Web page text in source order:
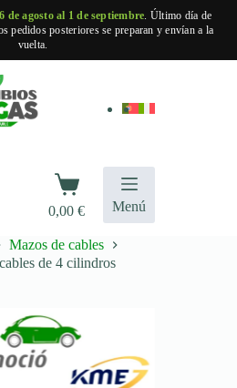
6 de agosto al 1 de septiembre. Último día de
pedidos posteriores se preparan y envían a la
vuelta.
Carro
de
compra
0,00€ Menú
Mazos de cables
de 4 cilindros